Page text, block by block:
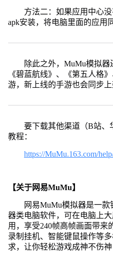
方法二：如果应用中心
apk安装，将电脑里面的应用
除此之外，MuMu模拟器
《碧蓝航线》、《第五人格
游，新上线的手游也会同步上
要下载其他渠道（B站、
教程：
https://MuMu.163.com/
【关于网易MuMu】
网易MuMu模拟器是一
器类电脑软件，可在电脑上
用，享受240帧高帧画面带来
录制挂机、智能键鼠操作等
求，让你轻松游戏成神不伤神